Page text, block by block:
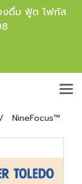
งดื่ม ฟู้ด โฟกัส
NineFocus™